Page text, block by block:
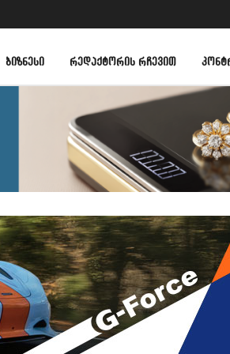
ᲑᲘᲖᲜᲔᲡᲘ ᲠᲔᲓᲐᲥᲢᲝᲠᲘᲡ ᲠᲩᲔᲕᲘᲗ